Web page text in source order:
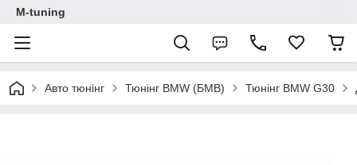
M-tuning
Авто тюнінг Тюнінг BMW (БМВ) Тюнінг BMW G30